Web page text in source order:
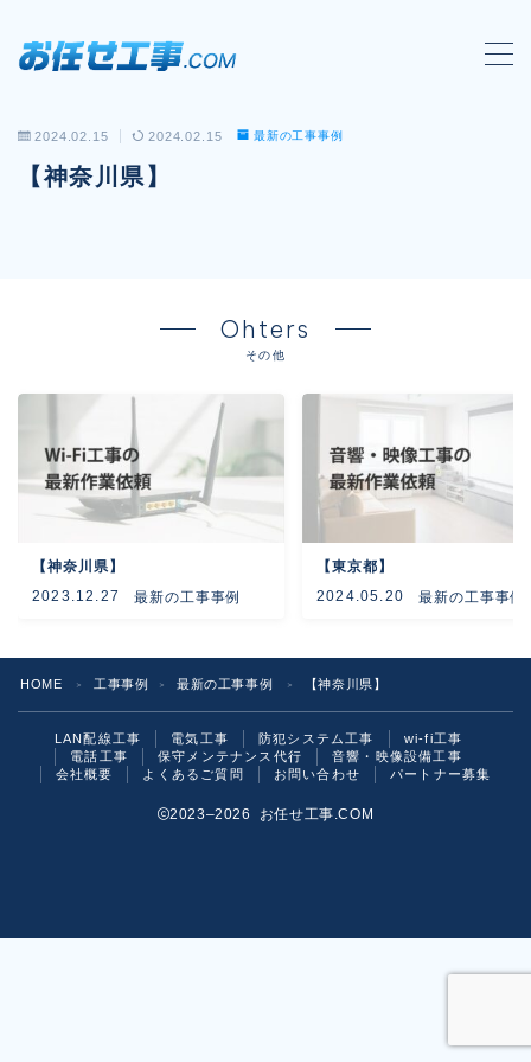
MENU
会社概要
音響・映像設備工事
保守メンテナンス代行
よくあるご質問
2024.02.15 2024.02.15 最新の工事事例
【神奈川県】
Ohters
その他
【神奈川県】
2023.12.27 最新の工事事例
【東京都】
2024.05.20 最新の工事事例
HOME ＞ 工事事例 ＞ 最新の工事事例 ＞ 【神奈川県】
LAN配線工事 電気工事 防犯システム工事
wi-fi工事
電話工事
保守メンテナンス代行
音響・映像設備工事
会社概要
よくあるご質問 お問い合わせ パートナー募集
2023–2026 お任せ工事.COM